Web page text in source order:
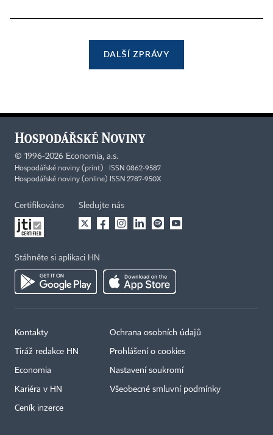
DALŠÍ ZPRÁVY
© 1996-2026 Economia, a.s.
Hospodářské noviny (print) ISSN 0862-9587
Hospodářské noviny (online) ISSN 2787-950X
Certifikováno Sledujte nás
Stáhněte si aplikaci HN
Kontakty
Tiráž redakce HN
Economia
Kariéra v HN
Ceník inzerce
Ochrana osobních údajů
Prohlášení o cookies
Nastavení soukromí
Všeobecné smluvní podmínky